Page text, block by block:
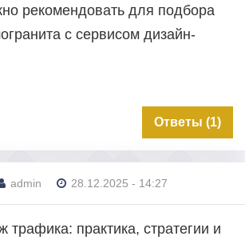
рекомендовать для подбора
с сервисом дизайн-
Ответы (1)
admin 28.12.2025 - 14:27
трафика: практика, стратегии и